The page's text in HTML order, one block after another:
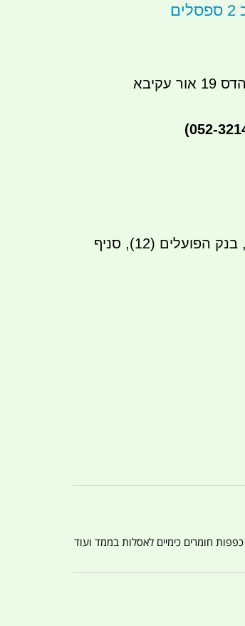
(052-
העברה בנקאית לחשבון 12235, בנק הפועלים (12), סניף
חומרים כימיים לאסלות בממד ועוד